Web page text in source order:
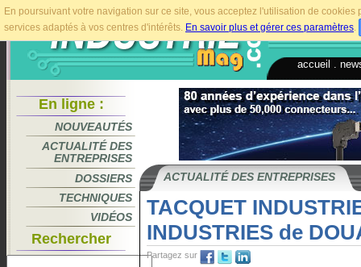
En poursuivant votre navigation sur ce site, vous acceptez l'utilisation de
services adaptés à vos centres d'intérêts. En savoir plus et gérer ces paramètres.
accueil
En ligne :
NOUVEAUTÉS
ACTUALITÉ DES
ENTREPRISES
DOSSIERS
TECHNIQUES
VIDÉOS
Rechercher
ACTUALITÉ DES ENTREPRISES
TACQUET
INDUSTRIES de
Partagez sur